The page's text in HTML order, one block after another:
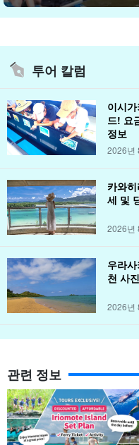
가이
가이드는 모두수난구조대원
담 없이 참여하실 수 있습니
투어 칼럼
이시
드! 요
정보
2026년
카와
세 및
2026년
우라
천 사
2026년
관련 정보